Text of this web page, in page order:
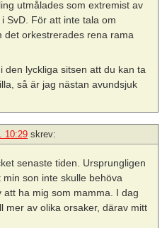
utmålades som extremist av
SvD. För att inte tala om
det orkestrerades rena rama
den lyckliga sitsen att du kan ta
så är jag nästan avundsjuk
10:29 skrev:
senaste tiden. Ursprungligen
son inte skulle behöva
ha mig som mamma. I dag
mer av olika orsaker, därav mitt